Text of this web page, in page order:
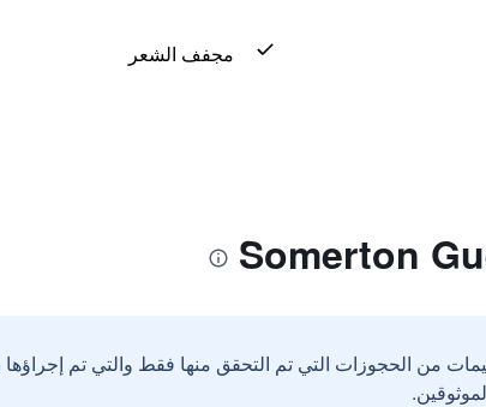
مجفف الشعر
من الحجوزات التي تم التحقق منها فقط والتي تم